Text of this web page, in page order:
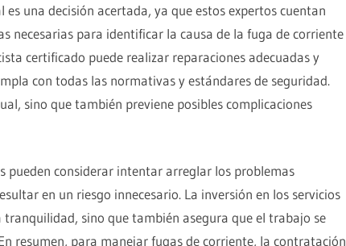
una decisión acertada, ya que estos expertos cuentan
necesarias para identificar la causa de la fuga de corriente
certificado puede realizar reparaciones adecuadas y
con todas las normativas y estándares de seguridad.
sino que también previene posibles complicaciones
pueden considerar intentar arreglar los problemas
en un riesgo innecesario. La inversión en los servicios
sino que también asegura que el trabajo se
resumen, para manejar fugas de corriente, la contratación